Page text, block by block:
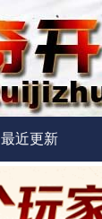
最近更新